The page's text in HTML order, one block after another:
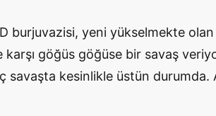
burjuvazisi, yeni yükselmekte olan
göğüs göğüse bir savaş
savaşta kesinlikle üstün durumda.